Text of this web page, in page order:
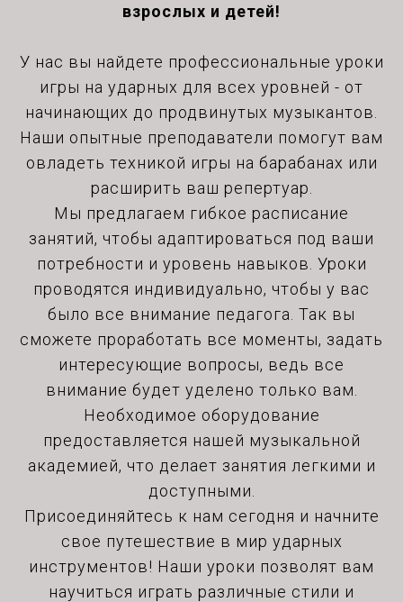
взрослых и детей!
У нас вы найдете профессиональные уроки
игры на ударных для всех уровней - от
начинающих до продвинутых музыкантов.
Наши опытные преподаватели помогут вам
овладеть техникой игры на барабанах или
расширить ваш репертуар.
Мы предлагаем гибкое расписание
занятий, чтобы адаптироваться под ваши
потребности и уровень навыков. Уроки
проводятся индивидуально, чтобы у вас
было все внимание педагога. Так вы
сможете проработать все моменты, задать
интересующие вопросы, ведь все
внимание будет уделено только вам.
Необходимое оборудование
предоставляется нашей музыкальной
академией, что делает занятия легкими и
доступными.
Присоединяйтесь к нам сегодня и начните
свое путешествие в мир ударных
инструментов! Наши уроки позволят вам
научиться играть различные стили и